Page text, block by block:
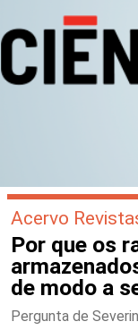
Acervo
Por que os
de modo a
Pergunta de